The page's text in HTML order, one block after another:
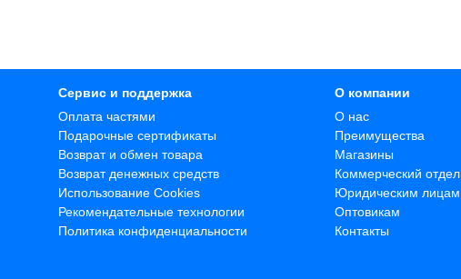
Сервис и поддержка
Оплата частями
Подарочные сертификаты
Возврат и обмен товара
Возврат денежных средств
Использование Cookies
Рекомендательные технологии
Политика конфиденциальности
О компании
О нас
Преимущества
Магазины
Коммерческий отдел
Юридическим лицам
Оптовикам
Контакты